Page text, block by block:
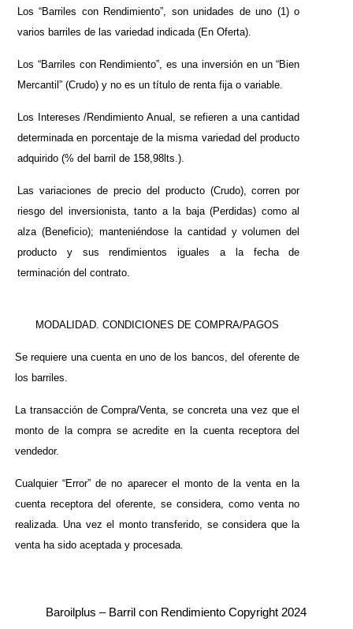
L os “Barriles con Rendimiento”, son unidades de uno (1) o
varios barriles de las variedad indicada (En Oferta).
Los “Barriles con Rendimiento”, es una inversión en un “Bien
Mercantil” (Crudo) y no es un título de renta fija o variable.
Los Intereses /Rendimiento Anual, se refieren a una cantidad
determinada en porcentaje de la misma variedad del producto
adquirido (% del barril de 158,98lts.).
Las variaciones de precio del producto (Crudo), corren por
riesgo del inversionista, tanto a la baja (Perdidas) como al
alza (Beneficio); manteniéndose la cantidad y volumen del
producto y sus rendimientos iguales a la fecha de
terminación del contrato.
MODALIDAD. CONDICIONES DE COMPRA/PAGOS
Se requiere una cuenta en uno de los bancos, del oferente de
los barriles.
La transacción de Compra/Venta, se concreta una vez que el
monto de la compra se acredite en la cuenta receptora del
vendedor.
Cualquier “Error” de no aparecer el monto de la venta en la
cuenta receptora del oferente, se considera, como venta no
realizada. Una vez el monto transferido, se considera que la
venta ha sido aceptada y procesada.
Baroilplus – Barril con Rendimiento Copyright 2024